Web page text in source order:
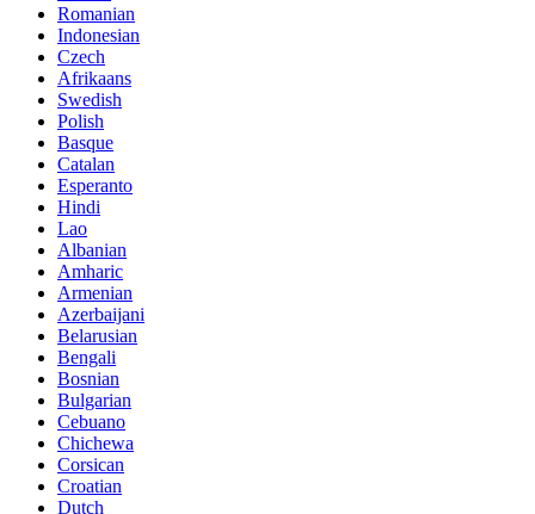
Romanian
Indonesian
Czech
Afrikaans
Swedish
Polish
Basque
Catalan
Esperanto
Hindi
Lao
Albanian
Amharic
Armenian
Azerbaijani
Belarusian
Bengali
Bosnian
Bulgarian
Cebuano
Chichewa
Corsican
Croatian
Dutch